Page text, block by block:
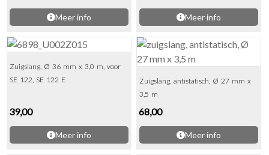
Meer info Meer info
Zuigslang, Ø 36 mm x 3,0 m, voor
SE 122, SE 122 E
39,00
Meer info
Zuigslang, antistatisch, Ø 27 mm x
3,5 m
68,00
Meer info